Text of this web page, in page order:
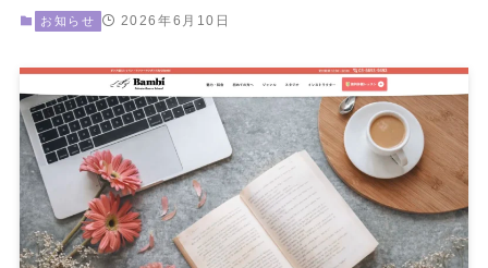
お知らせ 2026年6月10日